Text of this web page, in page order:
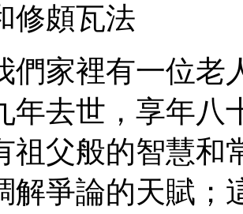
修頗瓦法
裡有一位老人
年去世，享年八
祖父般的智慧和
解爭論的天賦；